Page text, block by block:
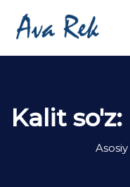
Kalit so'z:
Asosiy